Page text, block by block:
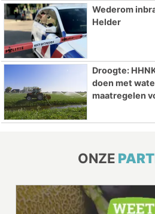
Wederom
Helder
Droogte:
doen met
maatregelen
ONZE